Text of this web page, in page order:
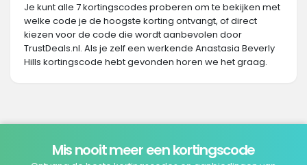
Je kunt alle 7 kortingscodes proberen om te bekijken met
welke code je de hoogste korting ontvangt, of direct
kiezen voor de code die wordt aanbevolen door
TrustDeals.nl. Als je zelf een werkende Anastasia Beverly
Hills kortingscode hebt gevonden horen we het graag.
Mis nooit meer een kortingscode